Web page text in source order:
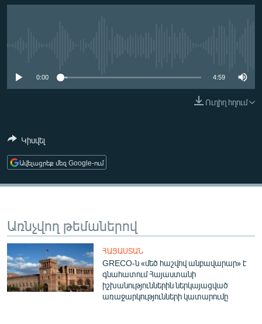
ՊԱՏԵՐԱԶՄԻ 6 ՇԱԲԱԹՆԵՐԸ
ՍՊՈՐՏ
ՏՏ ԵՒ ԻՆՏԵՐՆԵՏ
ԿՈՐՈՆԱՎԻՐՈՒՍ
ՁԳՏԵԼՈՎ ԼԱՎԱԳՈՒՅՆԻՆ
ՓՈԴՔԱՍԹ
Հայերեն
0:00 4:59
Ուղիղ հղում
Կիսվել
Ավելացրեք մեզ Google-ում
Առնչվող թեմաներով
ՀԱՅԱՍՏԱՆ
GRECO-ն «մեծ հաշվով անբավարար» է
գնահատում Հայաստանի
իշխանություններին ներկայացված
առաջարկությունների կատարումը